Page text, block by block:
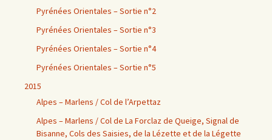
Pyrénées Orientales – Sortie n°2
Pyrénées Orientales – Sortie n°3
Pyrénées Orientales – Sortie n°4
Pyrénées Orientales – Sortie n°5
2015
Alpes – Marlens / Col de l’Arpettaz
Alpes – Marlens / Col de La Forclaz de Queige, Signal de
Bisanne, Cols des Saisies, de la Lézette et de la Légette